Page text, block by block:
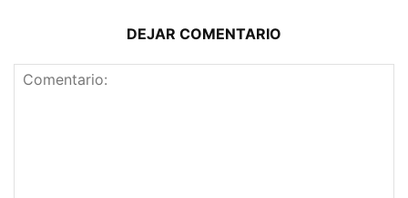
DEJAR COMENTARIO